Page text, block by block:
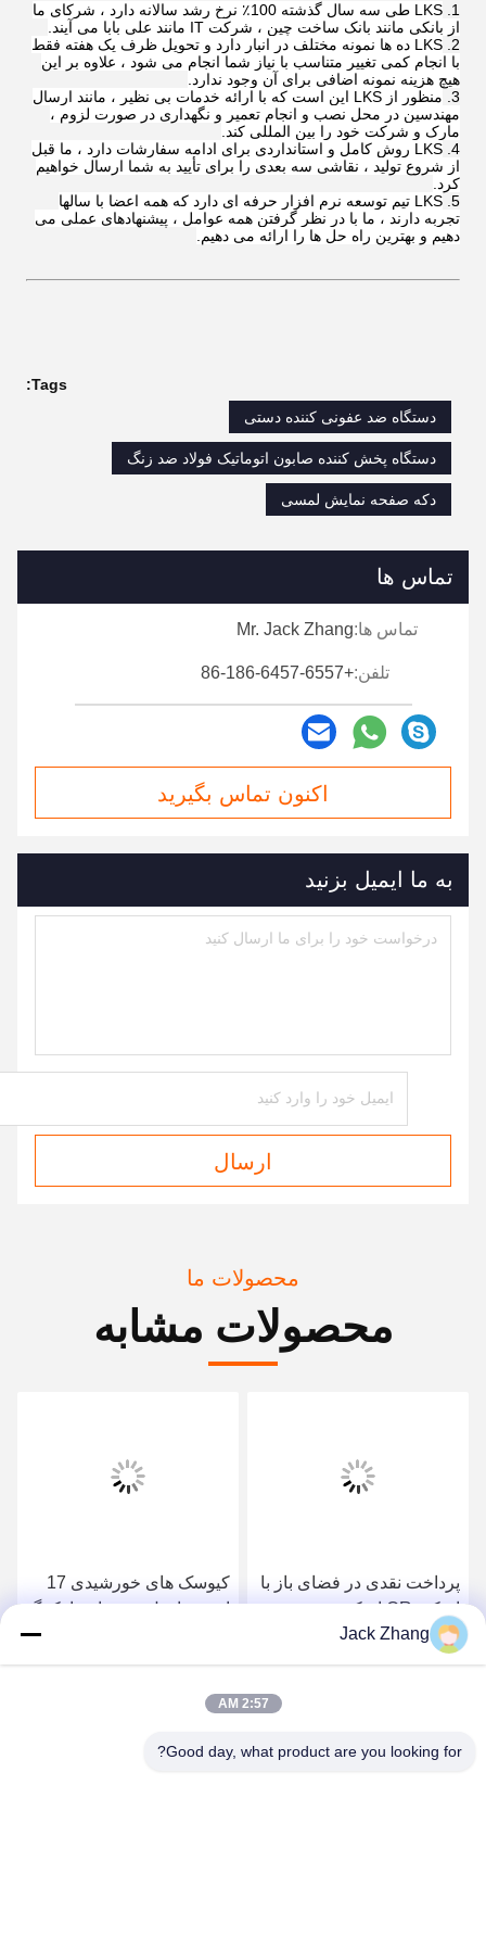
LKS طی سه سال گذشته 100٪ نرخ رشد سالانه دارد ، شرکای ما
از بانکی مانند بانک ساخت چین ، شرکت IT مانند علی بابا می آیند.
LKS ده ها نمونه مختلف در انبار دارد و تحویل ظرف یک هفته فقط
با انجام کمی تغییر متناسب با نیاز شما انجام می شود ، علاوه بر این
هیچ هزینه نمونه اضافی برای آن وجود ندارد.
منظور از LKS این است که با ارائه خدمات بی نظیر ، مانند ارسال
مهندسین در محل نصب و انجام تعمیر و نگهداری در صورت لزوم ،
مارک و شرکت خود را بین المللی کند.
LKS روش کامل و استانداردی برای ادامه سفارشات دارد ، ما قبل
از شروع تولید ، نقاشی سه بعدی را برای تأیید به شما ارسال خواهیم
کرد.
LKS تیم توسعه نرم افزار حرفه ای دارد که همه اعضا با سالها
تجربه دارند ، ما با در نظر گرفتن همه عوامل ، پیشنهادهای عملی می
دهیم و بهترین راه حل ها را ارائه می دهیم.
Tags:
دستگاه ضد عفونی کننده دستی
دستگاه پخش کننده صابون اتوماتیک فولاد ضد زنگ
دکه صفحه نمایش لمسی
تماس ها
تماس ها:Mr. Jack Zhang
تلفن:+86-186-6457-6557
اکنون تماس بگیرید
به ما ایمیل بزنید
ارسال
محصولات ما
محصولات مشابه
پرداخت نقدی در فضای باز با
اسکنر QR اسکنر رسید
چاپگر صفحه لمسی
بهترین قیمت را دریافت کنید
کیوسک های خورشیدی 17
اینچی با پول نقد برای پارکینگ
بهترین قیمت را دریافت کنید
Jack Zhang
2:57 AM
Good day, what product are you looking for?